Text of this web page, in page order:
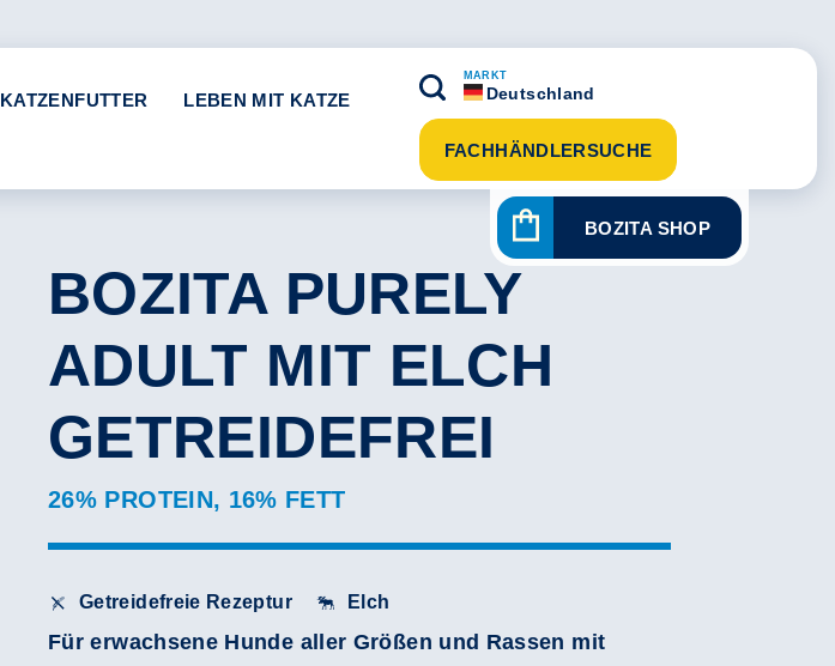
BOZITA SHOP
KATZENFUTTER
LEBEN MIT KATZE
MARKT
Deutschland
FACHHÄNDLERSUCHE
BOZITA PURELY
ADULT MIT ELCH
GETREIDEFREI
26% PROTEIN, 16% FETT
Getreidefreie Rezeptur Elch
Für erwachsene Hunde aller Größen und Rassen mit